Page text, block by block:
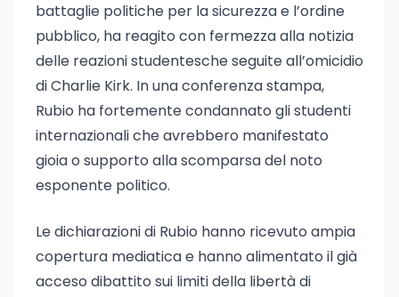
battaglie politiche per la sicurezza e l’ordine
pubblico, ha reagito con fermezza alla notizia
delle reazioni studentesche seguite all’omicidio
di Charlie Kirk. In una conferenza stampa,
Rubio ha fortemente condannato gli studenti
internazionali che avrebbero manifestato
gioia o supporto alla scomparsa del noto
esponente politico.
Le dichiarazioni di Rubio hanno ricevuto ampia
copertura mediatica e hanno alimentato il già
acceso dibattito sui limiti della libertà di